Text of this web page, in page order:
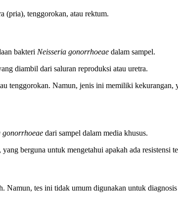
(pria), tenggorokan, atau rektum.
bakteri Neisseria gonorrhoeae dalam sampel.
diambil dari saluran reproduksi atau uretra.
tenggorokan. Namun, jenis ini memiliki
gonorrhoeae dari sampel dalam media khusus.
berguna untuk mengetahui apakah ada resistensi
Namun, tes ini tidak umum digunakan untuk